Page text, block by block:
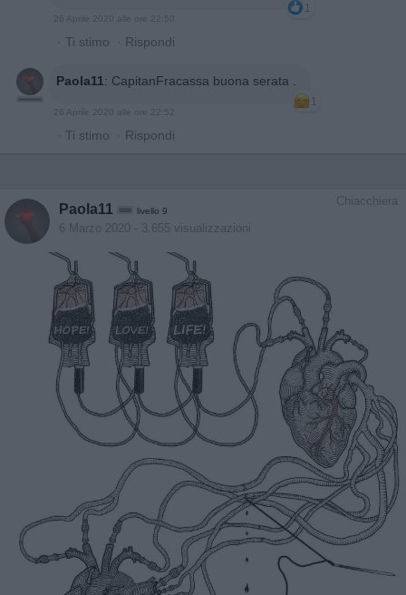
1
26 Aprile 2020 alle ore 22:50
· Ti stimo · Rispondi
Paola11: CapitanFracassa buona serata .
1
26 Aprile 2020 alle ore 22:52
· Ti stimo · Rispondi
Chiacchiera
Paola11 livello 9
6 Marzo 2020 - 3.655 visualizzazioni